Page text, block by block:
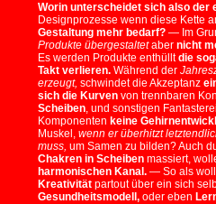
Worin unterscheidet sich also der
Designprozesse wenn diese Kette
Gestaltung mehr bedarf? — Im
Produkte übergestaltetaber nicht
Es werden Produkte enthülltdie
Takt verlieren. Während der
erzeugt, schwindet die Akzeptanz
sich die Kurven von trennbaren
Scheiben, und sonstigen
Komponenten keine
Muskel, wenn er überhitzt
muss, um Samen zu bilden? Auch
Chakren in Scheiben massiert,
harmonischen Kanal. — So als
Kreativität partout über ein sich
Gesundheitsmodell, oder eben